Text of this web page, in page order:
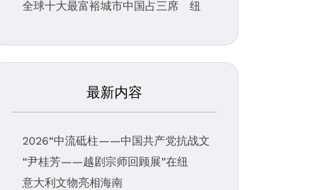
全球十大最富裕城市中国占三席 纽
最新内容
2026“中流砥柱——中国共产党抗战文
“尹桂芳——越剧宗师回顾展”在纽
意大利文物亮相海南